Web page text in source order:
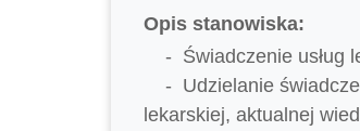
Opis stanowiska:
Świadczenie usług
Udzielanie
lekarskiej, aktualnej